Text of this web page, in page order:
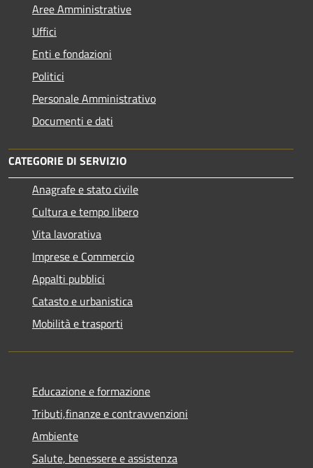
Aree Amministrative
Uffici
Enti e fondazioni
Politici
Personale Amministrativo
Documenti e dati
CATEGORIE DI SERVIZIO
Anagrafe e stato civile
Cultura e tempo libero
Vita lavorativa
Imprese e Commercio
Appalti pubblici
Catasto e urbanistica
Mobilità e trasporti
Educazione e formazione
Tributi,finanze e contravvenzioni
Ambiente
Salute, benessere e assistenza